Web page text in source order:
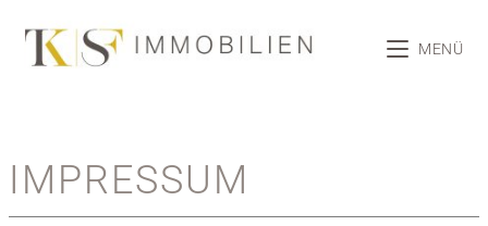
MENÜ
IMPRESSUM